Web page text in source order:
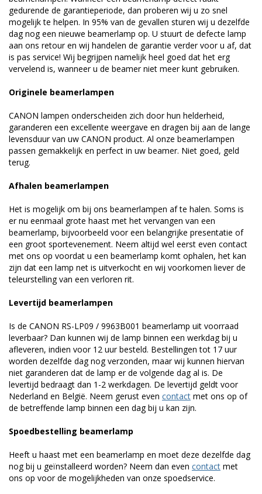
gedurende de garantieperiode, dan proberen wij u zo snel
mogelijk te helpen. In 95% van de gevallen sturen wij u dezelfde
dag nog een nieuwe beamerlamp op. U stuurt de defecte lamp
aan ons retour en wij handelen de garantie verder voor u af, dat
is pas service! Wij begrijpen namelijk heel goed dat het erg
vervelend is, wanneer u de beamer niet meer kunt gebruiken.
Originele beamerlampen
CANON lampen onderscheiden zich door hun helderheid,
garanderen een excellente weergave en dragen bij aan de lange
levensduur van uw CANON product. Al onze beamerlampen
passen gemakkelijk en perfect in uw beamer. Niet goed, geld
terug.
Afhalen beamerlampen
Het is mogelijk om bij ons beamerlampen af te halen. Soms is
er nu eenmaal grote haast met het vervangen van een
beamerlamp, bijvoorbeeld voor een belangrijke presentatie of
een groot sportevenement. Neem altijd wel eerst even contact
met ons op voordat u een beamerlamp komt ophalen, het kan
zijn dat een lamp net is uitverkocht en wij voorkomen liever de
teleurstelling van een verloren rit.
Levertijd beamerlampen
Is de CANON RS-LP09 / 9963B001 beamerlamp uit voorraad
leverbaar? Dan kunnen wij de lamp binnen een werkdag bij u
afleveren, indien voor 12 uur besteld. Bestellingen tot 17 uur
worden dezelfde dag nog verzonden, maar wij kunnen hiervan
niet garanderen dat de lamp er de volgende dag al is. De
levertijd bedraagt dan 1-2 werkdagen. De levertijd geldt voor
Nederland en België. Neem gerust even contact met ons op of
de betreffende lamp binnen een dag bij u kan zijn.
Spoedbestelling beamerlamp
Heeft u haast met een beamerlamp en moet deze dezelfde dag
nog bij u geïnstalleerd worden? Neem dan even contact met
ons op voor de mogelijkheden van onze spoedservice.